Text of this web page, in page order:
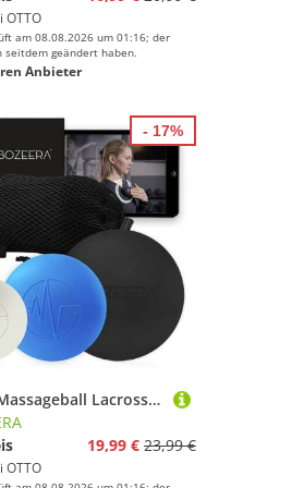
OTTO
am 08.08.2026 um 01:16; der
seitdem geändert haben.
Anbieter
BOZEERA Massageball Lacrosse Massageball 3er Set – Lacross Ball 6 cm, 5cm und 3cm, Gummi Ball Set – Faszienball Set - Lacross Ball, Inkl. GRATIS Video-anleitung, Übungs-booklet & Tasche – Premium Set
19,99 € 23,99 €
OTTO
- 17%